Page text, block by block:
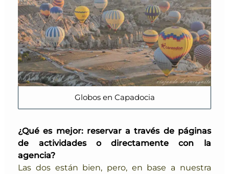
Globos en Capadocia
¿Qué es mejor: reservar a través de páginas
de actividades o directamente con la
agencia?
Las dos están bien, pero, en base a nuestra